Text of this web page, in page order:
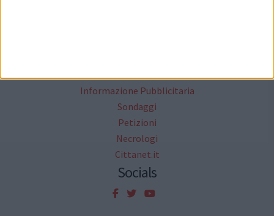
Informazione Pubblicitaria
Sondaggi
Petizioni
Necrologi
Cittanet.it
Socials